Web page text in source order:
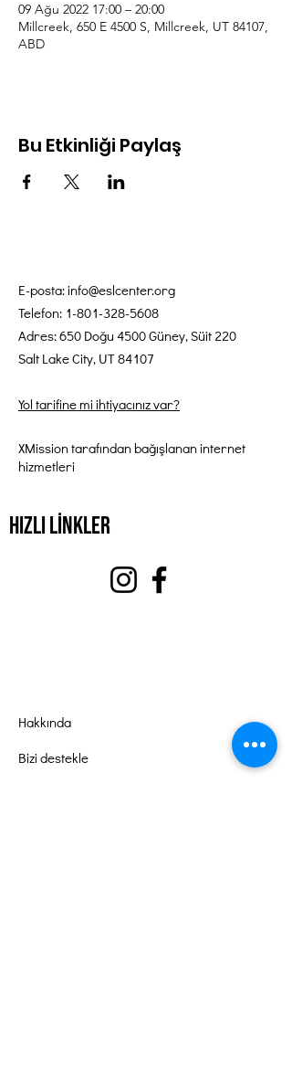
09 Ağu 2022 17:00 – 20:00
Millcreek, 650 E 4500 S, Millcreek, UT 84107,
ABD
Bu Etkinliği Paylaş
E-posta:info@eslcenter.org
Telefon: 1-801-328-5608
Adres: 650 Doğu 4500 Güney, Süit 220
Salt Lake City, UT 84107
Yol tarifine mi ihtiyacınız var?
XMission tarafından bağışlanan internet
hizmetleri
Hızlı Linkler
Hakkında
Bizi destekle